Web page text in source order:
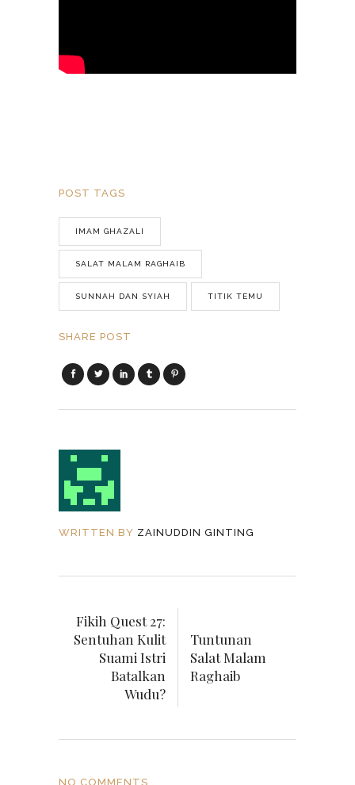
POST TAGS
IMAM GHAZALI
SALAT MALAM RAGHAIB
SUNNAH DAN SYIAH TITIK TEMU
SHARE POST
WRITTEN BY ZAINUDDIN GINTING
Fikih Quest 27:
Sentuhan Kulit
Suami Istri
Batalkan
Wudu?
Tuntunan
Salat Malam
Raghaib
NO COMMENTS